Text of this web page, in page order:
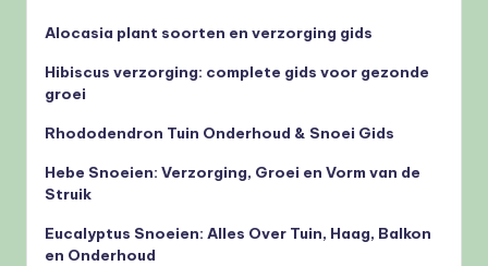
Alocasia plant soorten en verzorging gids
Hibiscus verzorging: complete gids voor gezonde
groei
Rhododendron Tuin Onderhoud & Snoei Gids
Hebe Snoeien: Verzorging, Groei en Vorm van de
Struik
Eucalyptus Snoeien: Alles Over Tuin, Haag, Balkon
en Onderhoud